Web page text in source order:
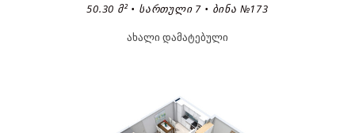
50.30 Მ² • ᲡᲐᲠᲗᲣᲚᲘ 7 • ᲑᲘᲜᲐ №173
ახალი დამატებული